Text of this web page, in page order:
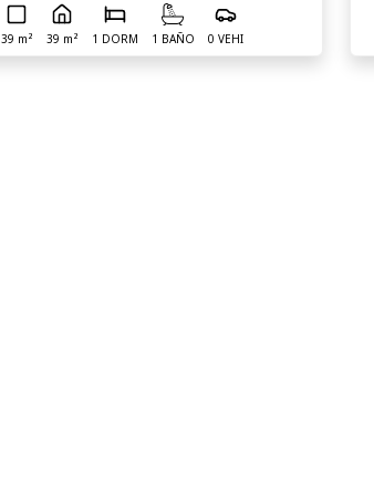
39 m² 39 m² 1 DORM 1 BAÑO 0 VEHI